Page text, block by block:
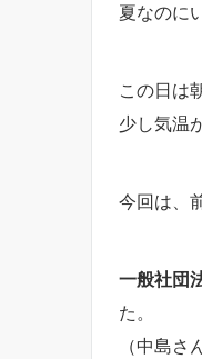
夏なのに
この日は
少し気温
今回は、
一般社団
た。
（中島